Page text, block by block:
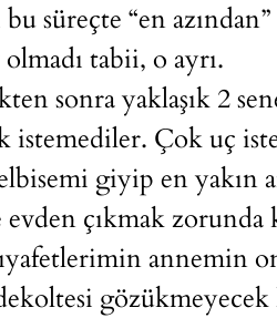
süreçte “en
tabii, o ayrı.
sonra yaklaşık 2
istemediler. Çok uç
giyip en yakın
çıkmak zorunda
annemin